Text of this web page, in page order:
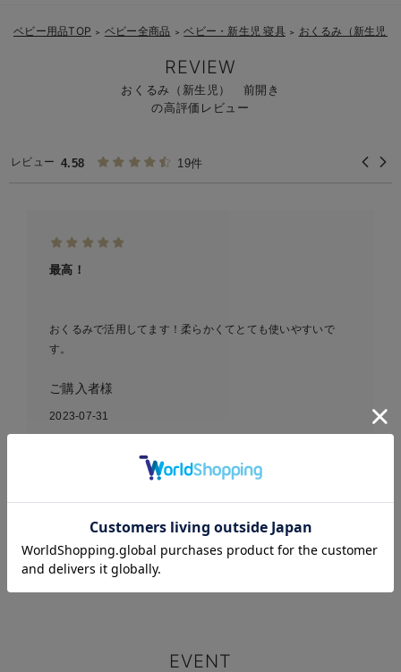
お気に入り商品を確認する
ベビー用品TOP ＞ ベビー全商品 ＞ ベビー・新生児 寝具 ＞ おくるみ（新生児）
REVIEW
おくるみ（新生児） 前開き
の高評価レビュー
レビュー 4.58 19件
最高！
おくるみで活用してます！柔らかくてとても使いやすいで
す。
ご購入者様
2023-07-31
綿100％Wガーセ授乳ケープ
にもなるスワドル マタニ
EVENT